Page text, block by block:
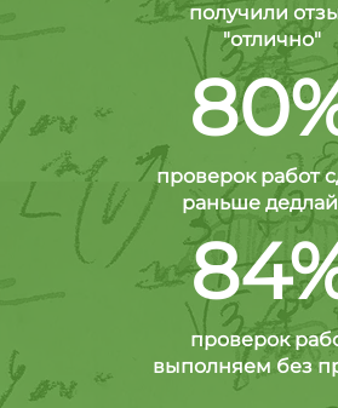
получили
"отлично"
проверок работ
раньше
проверок
выполняем без